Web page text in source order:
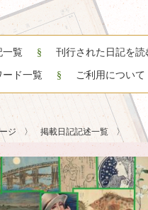
一覧 刊行された日記を読
ード一覧 ご利用について
ジ 掲載日記記述一覧